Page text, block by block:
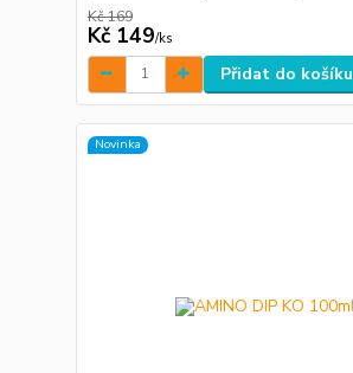
Kč 169
Kč 149/ks
Přidat do košíku
Novinka